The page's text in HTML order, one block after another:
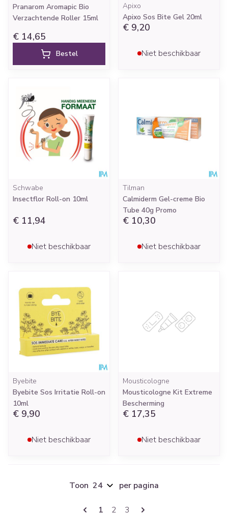
Pranarom Aromapic Bio
Verzachtende Roller 15ml
€ 14,65
Bestel
Apixo
Apixo Sos Bite Gel 20ml
€ 9,20
Niet beschikbaar
Schwabe
Insectflor Roll-on 10ml
€ 11,94
Niet beschikbaar
Tilman
Calmiderm Gel-creme Bio
Tube 40g Promo
€ 10,30
Niet beschikbaar
Byebite
Byebite Sos Irritatie Roll-on
10ml
€ 9,90
Niet beschikbaar
Mousticologne
Mousticologne Kit Extreme
Bescherming
€ 17,35
Niet beschikbaar
Pagina's
U lees momenteel pagina
1 Pagina
2 Pagina
3
Toon per pagina